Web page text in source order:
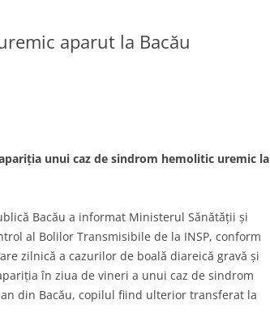
aparut la Bacău
unui caz de sindrom hemolitic uremic la
Bacău a informat Ministerul Sănătății și
al Bolilor Transmisibile de la INSP, conform
zilnică a cazurilor de boală diareică gravă și
în ziua de vineri a unui caz de sindrom
din Bacău, copilul fiind ulterior transferat la